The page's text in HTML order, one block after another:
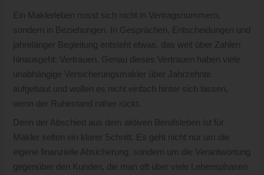
Ein Maklerleben misst sich nicht in Vertragsnummern,
sondern in Beziehungen. In Gesprächen, Entscheidungen und
jahrelanger Begleitung entsteht etwas, das weit über Zahlen
hinausgeht: Vertrauen. Genau dieses Vertrauen haben viele
unabhängige Versicherungsmakler über Jahrzehnte
aufgebaut und wollen es nicht einfach hinter sich lassen,
wenn der Ruhestand näher rückt.
Denn der Abschied aus dem aktiven Berufsleben ist für
Makler selten ein klarer Schnitt. Es geht nicht nur um die
eigene finanzielle Absicherung, sondern um die Verantwortung
gegenüber den Kunden, die man oft über viele Lebensphasen